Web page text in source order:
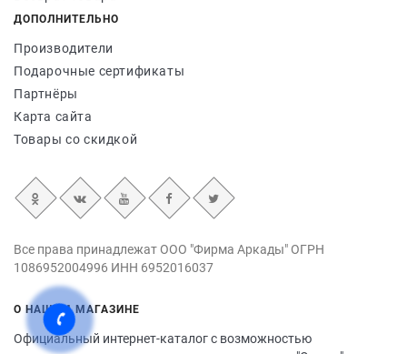
ДОПОЛНИТЕЛЬНО
Производители
Подарочные сертификаты
Партнёры
Карта сайта
Товары со скидкой
Все права принадлежат ООО "Фирма Аркады" ОГРН
1086952004996 ИНН 6952016037
О НАШЕМ МАГАЗИНЕ
Официальный интернет-каталог с возможностью